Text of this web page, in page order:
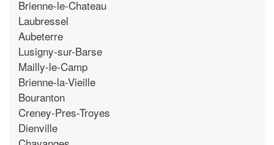
Brienne-le-Chateau
Laubressel
Aubeterre
Lusigny-sur-Barse
Mailly-le-Camp
Brienne-la-Vieille
Bouranton
Creney-Pres-Troyes
Dienville